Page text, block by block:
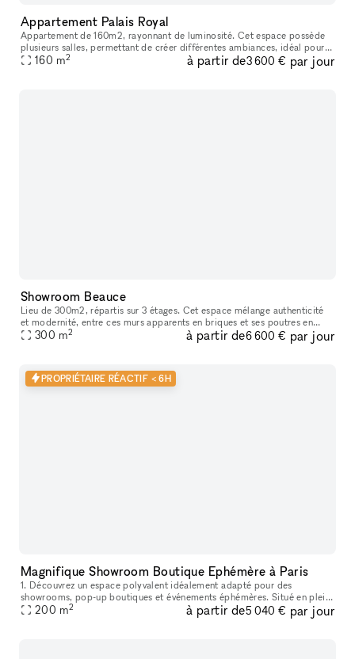
Appartement Palais Royal
Appartement de 160m2, rayonnant de luminosité. Cet espace possède
plusieurs salles, permettant de créer différentes ambiances, idéal pour
un showroom. Emplacement animé proche du musée du Louvre, du
160 m2 à partir de3 600 € par jour
Showroom Beauce
Lieu de 300m2, répartis sur 3 étages. Cet espace mélange authenticité
et modernité, entre ces murs apparents en briques et ses poutres en
métal visibles. Une grande verrière est présente et permettan
300 m2 à partir de6 600 € par jour
PROPRIÉTAIRE RÉACTIF < 6H
Magnifique Showroom Boutique Ephémère à Paris
1. Découvrez un espace polyvalent idéalement adapté pour des
showrooms, pop-up boutiques et événements éphémères. Situé en plein
cœur de Paris, sur le boulevard Saint-Germain, à proximité de la Place
200 m2 à partir de5 040 € par jour